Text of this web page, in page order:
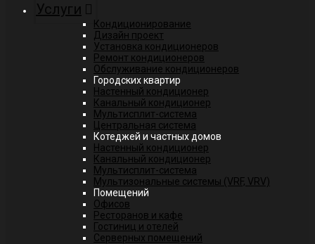
Услуги
Кондиционирование
Дизайн проект
Установка кондиционеров
Ремонт кондиционеров
Обслуживание кондиционеров
Городских квартир
Настенный кондиционер
Канальный кондиционер
Мультисплит-система
Центральная система
Котеджей и частных домов
Настенный кондиционер
Канальный кондиционер
Мультисплит-система
Мультизональные системы (VRF, VRV)
Помещений
Офисов
Ресторанов и кафе
Гостиниц и отелей
Серверных помещений